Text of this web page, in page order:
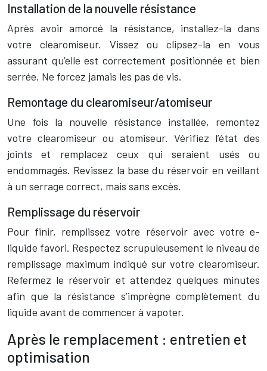
Installation de la nouvelle résistance
Après avoir amorcé la résistance, installez-la dans
votre clearomiseur. Vissez ou clipsez-la en vous
assurant qu’elle est correctement positionnée et bien
serrée. Ne forcez jamais les pas de vis.
Remontage du clearomiseur/atomiseur
Une fois la nouvelle résistance installée, remontez
votre clearomiseur ou atomiseur. Vérifiez l’état des
joints et remplacez ceux qui seraient usés ou
endommagés. Revissez la base du réservoir en veillant
à un serrage correct, mais sans excès.
Remplissage du réservoir
Pour finir, remplissez votre réservoir avec votre e-
liquide favori. Respectez scrupuleusement le niveau de
remplissage maximum indiqué sur votre clearomiseur.
Refermez le réservoir et attendez quelques minutes
afin que la résistance s’imprègne complètement du
liquide avant de commencer à vapoter.
Après le remplacement : entretien et
optimisation